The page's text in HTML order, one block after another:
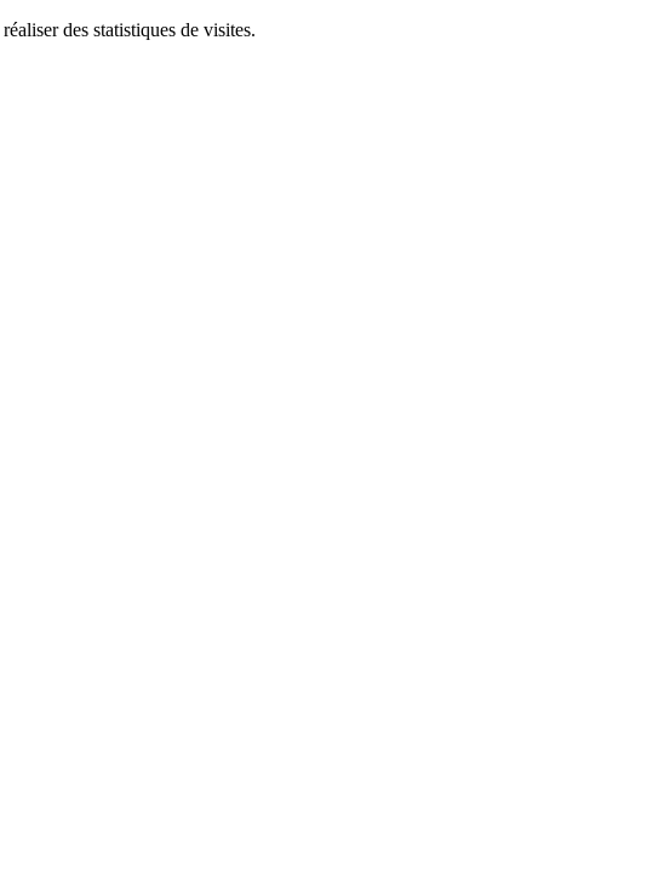
des statistiques de visites.